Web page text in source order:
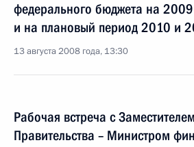
федерального бюджета на
и на плановый период 2010 и
13 августа 2008 года, 13:30
Рабочая встреча с
Правительства – Министром